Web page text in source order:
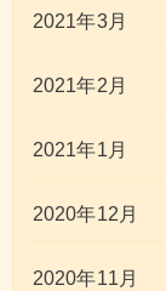
2021年3月
2021年2月
2021年1月
2020年12月
2020年11月